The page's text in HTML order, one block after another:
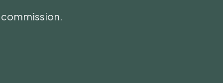
commission.